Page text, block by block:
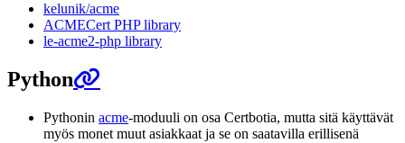
kelunik/acme
ACMECert PHP library
le-acme2-php library
Python
Pythonin acme-moduuli on osa Certbotia, mutta sitä käyttävät
myös monet muut asiakkaat ja se on saatavilla erillisenä